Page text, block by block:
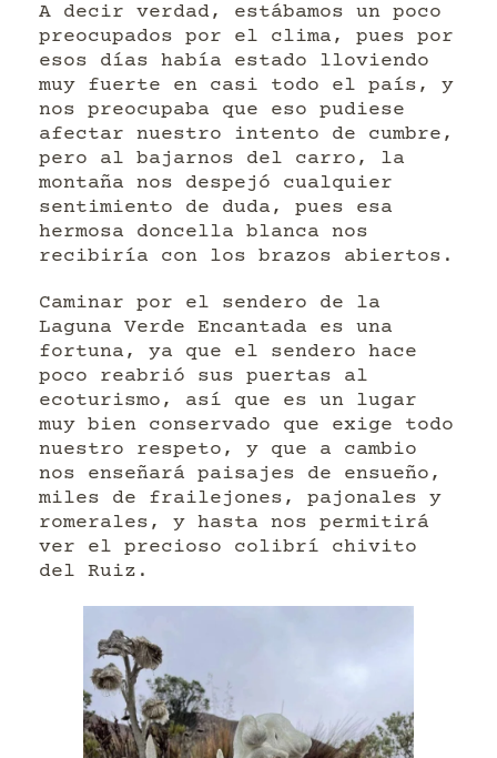
A decir verdad, estábamos un poco
preocupados por el clima, pues por
esos días había estado lloviendo
muy fuerte en casi todo el país, y
nos preocupaba que eso pudiese
afectar nuestro intento de cumbre,
pero al bajarnos del carro, la
montaña nos despejó cualquier
sentimiento de duda, pues esa
hermosa doncella blanca nos
recibiría con los brazos abiertos.
Caminar por el sendero de la
Laguna Verde Encantada es una
fortuna, ya que el sendero hace
poco reabrió sus puertas al
ecoturismo, así que es un lugar
muy bien conservado que exige todo
nuestro respeto, y que a cambio
nos enseñará paisajes de ensueño,
miles de frailejones, pajonales y
romerales, y hasta nos permitirá
ver el precioso colibrí chivito
del Ruiz.